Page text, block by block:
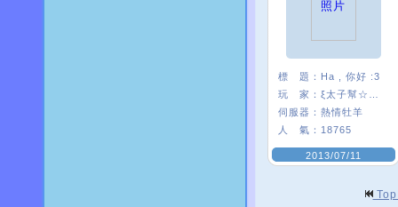
標 題： Ha , 你好 :3
玩 家：
伺服器： 熱情牡羊
人 氣： 18765
2013/07/11